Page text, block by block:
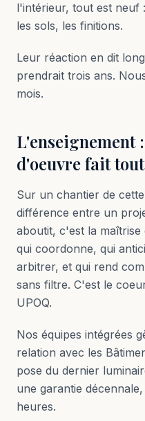
l'intérieur, tout est neuf
les sols, les finitions.
Leur réaction en dit
prendrait trois ans.
mois.
L'enseignement
d'oeuvre fait
Sur un chantier de
différence entre un
aboutit, c'est la
qui coordonne, qui
arbitrer, et qui rend
sans filtre. C'est le
UPOQ.
Nos équipes intégrées
relation avec les
pose du dernier
une garantie
heures.